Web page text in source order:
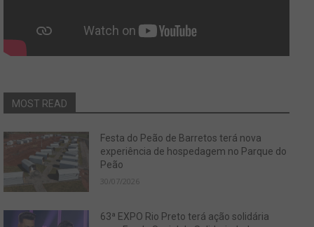
MOST READ
Festa do Peão de Barretos terá nova
experiência de hospedagem no Parque do
Peão
30/07/2026
63ª EXPO Rio Preto terá ação solidária